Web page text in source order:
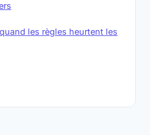
les règles heurtent les